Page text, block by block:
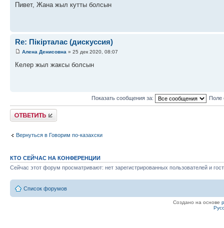
Пивет, Жана жыл кутты болсын
Re: Пікірталас (дискуссия)
Алена Денисовна » 25 дек 2020, 08:07
Келер жыл жаксы болсын
Показать сообщения за: Поле
Ответить
Вернуться в Говорим по-казахски
КТО СЕЙЧАС НА КОНФЕРЕНЦИИ
Сейчас этот форум просматривают: нет зарегистрированных пользователей и
Список форумов
Создано на основе